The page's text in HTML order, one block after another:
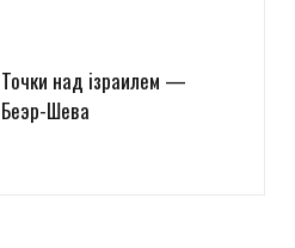
Точки над iзраилем —
Беэр-Шева